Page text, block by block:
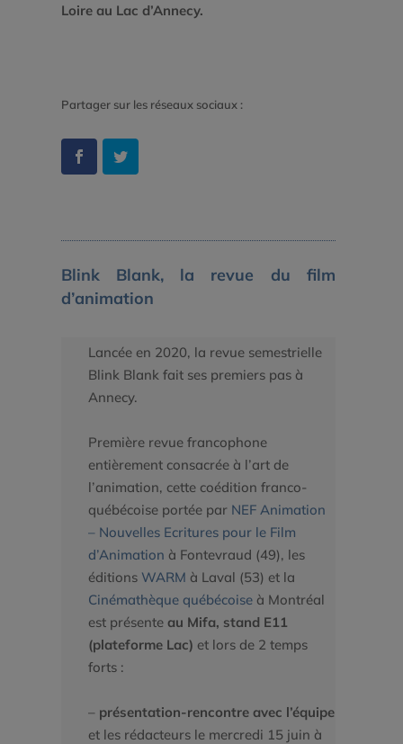
Loire au Lac d’Annecy.
Partager sur les réseaux sociaux :
Blink Blank, la revue du film
d’animation
Lancée en 2020, la revue semestrielle
Blink Blank fait ses premiers pas à
Annecy.
Première revue francophone
entièrement consacrée à l’art de
l’animation, cette coédition franco-
québécoise portée par NEF Animation
– Nouvelles Ecritures pour le Film
d’Animation à Fontevraud (49), les
éditions WARM à Laval (53) et la
Cinémathèque québécoise à Montréal
est présenteau Mifa, stand E11
(plateforme Lac) et lors de 2 temps
forts :
– présentation-rencontre avec l’équipe
et les rédacteurs le mercredi 15 juin à